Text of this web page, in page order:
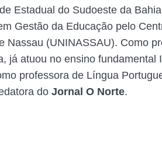
Estadual do Sudoeste da
Gestão da Educação pelo
Nassau (UNINASSAU). Como
já atuou no ensino fundamental
professora de Língua
doJornal O Norte.